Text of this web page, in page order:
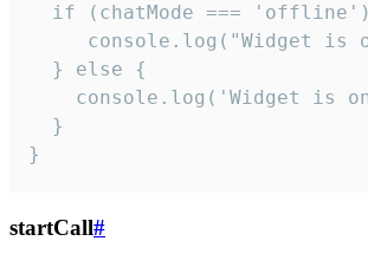
if (chatMode ===
console.log("Widget is
  } else {
console.log('Widget is
  }
}
startCall#